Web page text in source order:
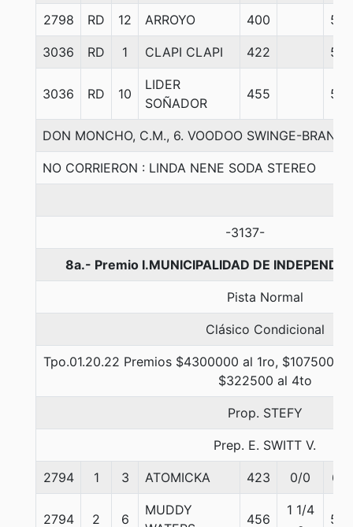
2798 RD 12 ARROYO 400 56
3036 RD 1 CLAPI CLAPI 422 55
3036 RD 10
LIDER
SOÑADOR
455 56
DON MONCHO, C.M., 6. VOODOO SWINGE-
NO CORRIERON : LINDA NENE SODA STEREO
-3137-
8a.- Premio I.MUNICIPALIDAD DE
Pista Normal
Clásico Condicional
Tpo.01.20.22 Premios $4300000 al 1ro, $1075000
$322500 al 4to
Prop. STEFY
Prep. E. SWITT V.
2794 1 3 ATOMICKA 423 0/0 61
2794 2 6
MUDDY
456
1 1/4
54